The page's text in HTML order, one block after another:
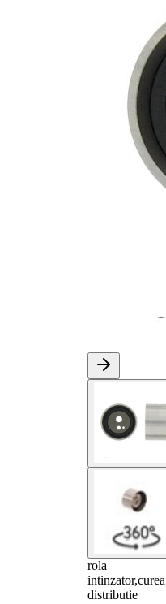
rola
intinzator,curea
distributie
intinzatoare